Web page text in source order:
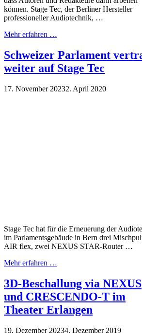
können. Stage Tec, der Berliner Hersteller
professioneller Audiotechnik, …
Mehr erfahren …
Schweizer Parlament
weiter auf Stage Tec
17. November 20232. April 2020
Stage Tec hat für die Erneuerung der
im Parlamentsgebäude in Bern drei
AIR flex, zwei NEXUS STAR-Router …
Mehr erfahren …
3D-Beschallung via NEXUS
und CRESCENDO-T im
Theater Erlangen
19. Dezember 20234. Dezember 2019